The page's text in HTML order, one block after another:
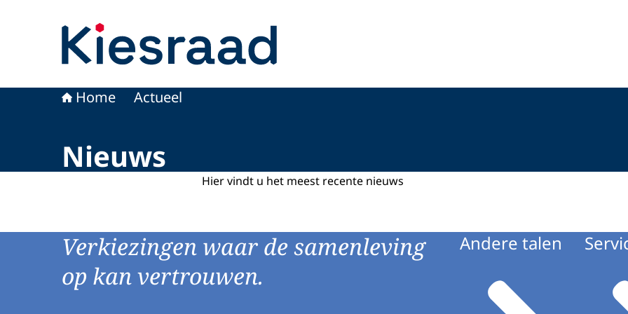
Home Actueel
Nieuws
Hier vindt u het meest recente nieuws
Verkiezingen waar de samenleving
op kan vertrouwen.
Andere talen